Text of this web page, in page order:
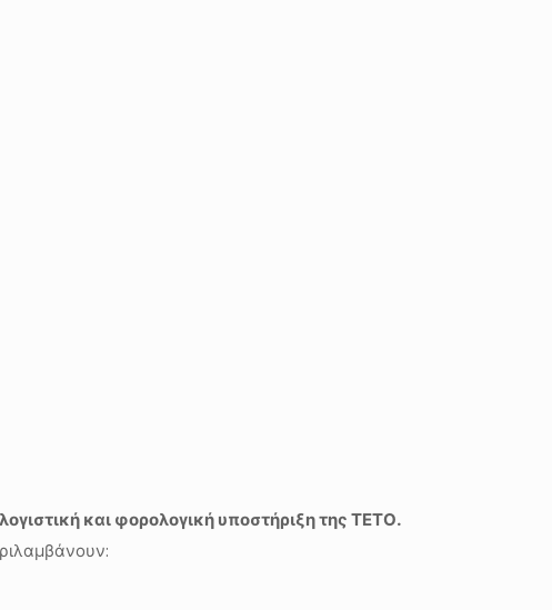
λογιστική και φορολογική υποστήριξη της ΤΕΤΟ.